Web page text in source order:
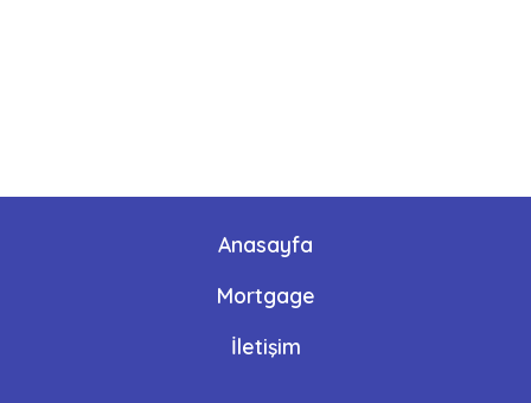
Anasayfa
Mortgage
İletişim